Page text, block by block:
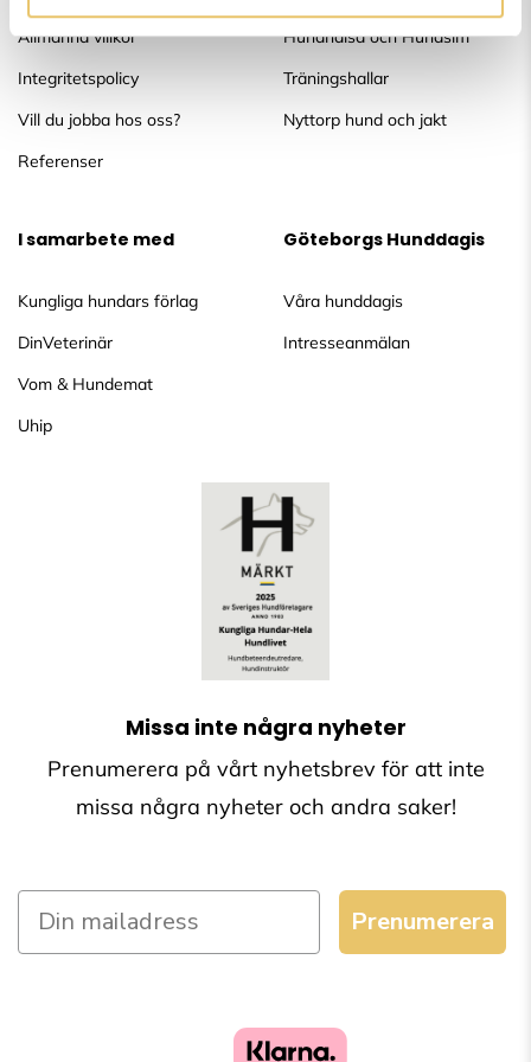
Allmänna villkor
Integritetspolicy
Vill du jobba hos oss?
Referenser
Hundhälsa och Hundsim
Träningshallar
Nyttorp hund och jakt
I samarbete med
Kungliga hundars förlag
DinVeterinär
Vom & Hundemat
Uhip
Göteborgs Hunddagis
Våra hunddagis
Intresseanmälan
Missa inte några nyheter
Prenumerera på vårt nyhetsbrev för att inte
missa några nyheter och andra saker!
Prenumerera